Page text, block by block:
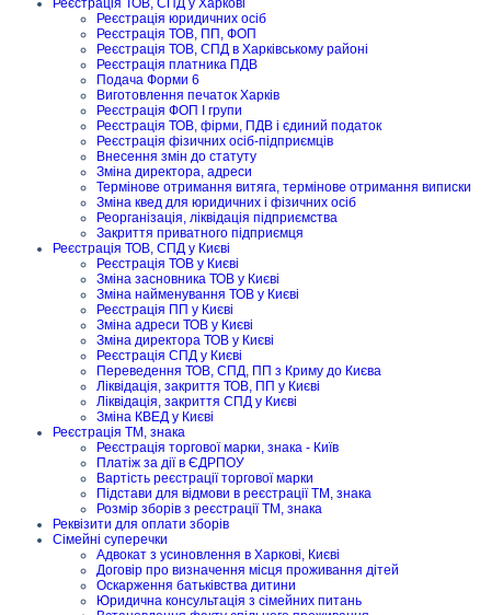
Реєстрація ТОВ, СПД у Харкові
Реєстрація юридичних осіб
Реєстрація ТОВ, ПП, ФОП
Реєстрація ТОВ, СПД в Харківському районі
Реєстрація платника ПДВ
Подача Форми 6
Виготовлення печаток Харків
Реєстрація ФОП I групи
Реєстрація ТОВ, фірми, ПДВ і єдиний податок
Реєстрація фізичних осіб-підприємців
Внесення змін до статуту
Зміна директора, адреси
Термінове отримання витяга, термінове отримання виписки
Зміна квед для юридичних і фізичних осіб
Реорганізація, ліквідація підприємства
Закриття приватного підприємця
Реєстрація ТОВ, СПД у Києві
Реєстрація ТОВ у Києві
Зміна засновника ТОВ у Києві
Зміна найменування ТОВ у Києві
Реєстрація ПП у Києві
Зміна адреси ТОВ у Києві
Зміна директора ТОВ у Києві
Реєстрація СПД у Києві
Переведення ТОВ, СПД, ПП з Криму до Києва
Ліквідація, закриття ТОВ, ПП у Києві
Ліквідація, закриття СПД у Києві
Зміна КВЕД у Києві
Реєстрація ТМ, знака
Реєстрація торгової марки, знака - Київ
Платіж за дії в ЄДРПОУ
Вартість реєстрації торгової марки
Підстави для відмови в реєстрації ТМ, знака
Розмір зборів з реєстрації ТМ, знака
Реквізити для оплати зборів
Сімейні суперечки
Адвокат з усиновлення в Харкові, Києві
Договір про визначення місця проживання дітей
Оскарження батьківства дитини
Юридична консультація з сімейних питань